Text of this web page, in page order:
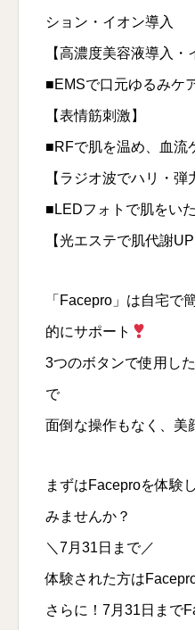
ション・イオン導入
【高濃度美容液導入・
■EMSで口元ゆるみケ
【表情筋刺激】
■RFで肌を温め、血流
【ラジオ波でハリ・弾
■LEDフォトで肌をい
【光エステで肌代謝UP
「Facepro」は自宅で
的にサポート
3つのボタンで使用し
で
面倒な操作もなく、美
まずはFaceproを体験
みませんか？
＼7月31日まで／
体験された方は
さらに！7月31日まで